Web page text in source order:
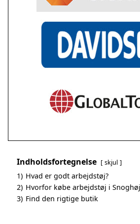
Indholdsfortegnelse skjul
1) Hvad er godt arbejdstøj?
2) Hvorfor købe arbejdstøj i
3) Find den rigtige butik